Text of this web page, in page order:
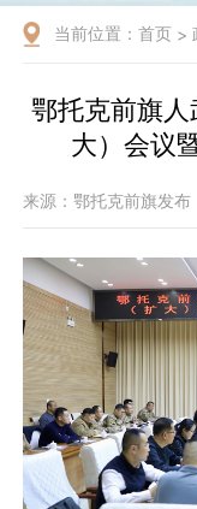
当前位置：首页 >
鄂托克前旗
大）会议
来源：鄂托克前旗发布